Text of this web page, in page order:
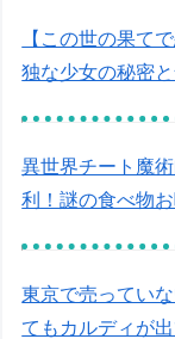
【この世の果て
独な少女の秘密
異世界チート魔
利！謎の食べ物
東京で売ってい
てもカルディが